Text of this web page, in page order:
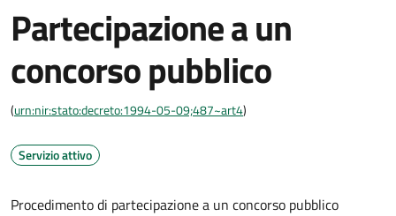
Partecipazione a un
concorso pubblico
(urn:nir:stato:decreto:1994-05-09;487~art4)
Servizio attivo
Procedimento di partecipazione a un concorso pubblico